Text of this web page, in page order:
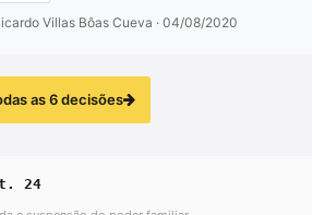
Villas Bôas Cueva · 04/08/2020
as 6 decisões
24